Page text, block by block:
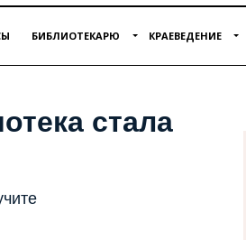
БИБЛИОТЕКАРЮ КРАЕВЕДЕНИЕ
стала